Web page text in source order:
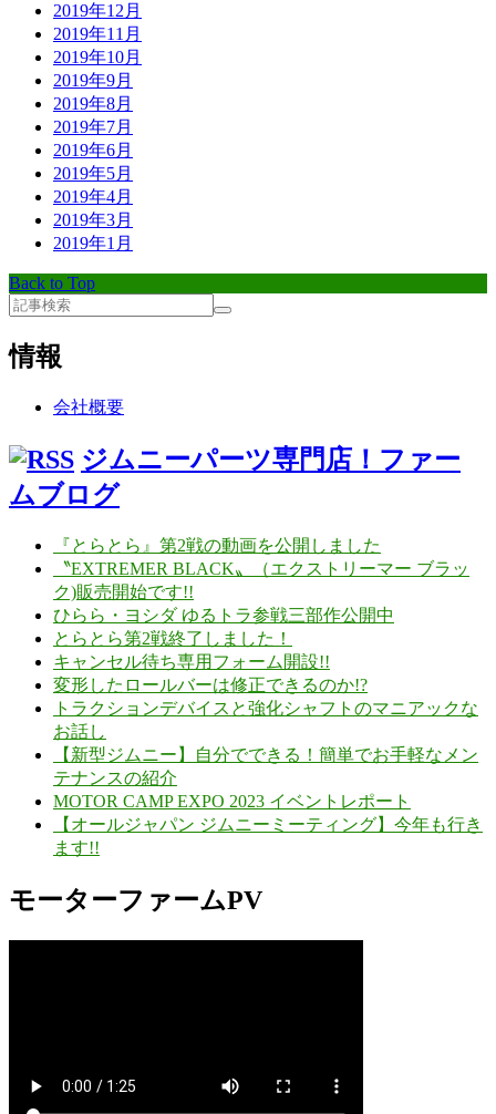
2019年12月
2019年11月
2019年10月
2019年9月
2019年8月
2019年7月
2019年6月
2019年5月
2019年4月
2019年3月
2019年1月
Back to Top
情報
会社概要
ジムニーパーツ専門店！ファー
ムブログ
『とらとら』第2戦の動画を公開しました
〝EXTREMER BLACK〟（エクストリーマー ブラッ
ク)販売開始です!!
ひらら・ヨシダ ゆるトラ参戦三部作公開中
とらとら第2戦終了しました！
キャンセル待ち専用フォーム開設!!
変形したロールバーは修正できるのか!?
トラクションデバイスと強化シャフトのマニアックな
お話し
【新型ジムニー】自分でできる！簡単でお手軽なメン
テナンスの紹介
MOTOR CAMP EXPO 2023 イベントレポート
【オールジャパン ジムニーミーティング】今年も行き
ます!!
モーターファームPV